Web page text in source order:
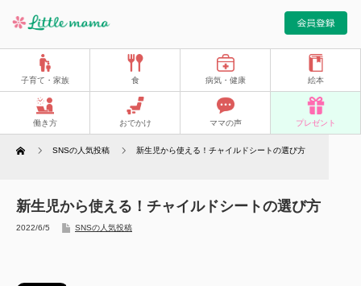
子育て・家族 食 病気・健康 絵本
働き方 おでかけ ママの声 プレゼント
Home SNSの人気投稿 新生児から使える！チャイルドシートの選び方
新生児から使える！チャイルドシートの選び方
2022/6/5 SNSの人気投稿